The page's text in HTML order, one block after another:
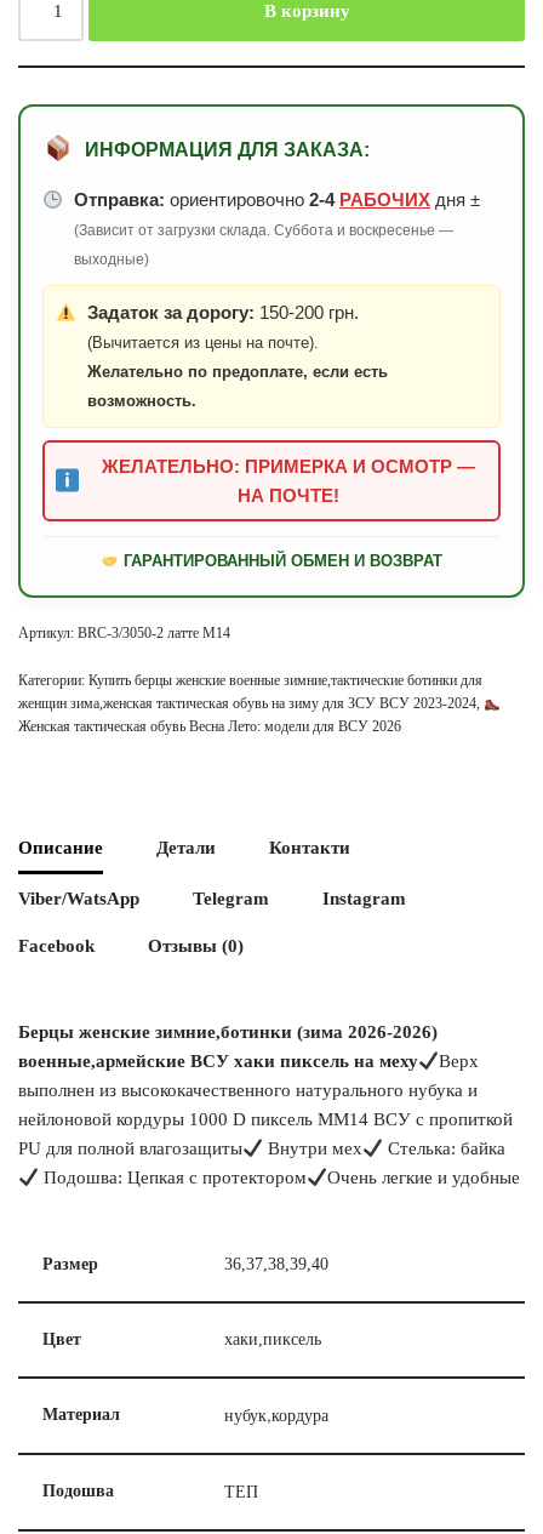
В корзину
ИНФОРМАЦИЯ ДЛЯ ЗАКАЗА:
Отправка: ориентировочно 2-4 РАБОЧИХдня ±
(Зависит от загрузки склада. Суббота и воскресенье —
выходные)
Задаток за дорогу: 150-200 грн.
(Вычитается из цены на почте).
Желательно по предоплате, если есть
возможность.
ЖЕЛАТЕЛЬНО: ПРИМЕРКА И ОСМОТР —
НА ПОЧТЕ!
ГАРАНТИРОВАННЫЙ ОБМЕН И ВОЗВРАТ
Артикул: BRC-3/3050-2 латте М14
Категории: Купить берцы женские военные зимние,тактические ботинки для
женщин зима,женская тактическая обувь на зиму для ЗСУ ВСУ 2023-2024,
Женская тактическая обувь Весна Лето: модели для ВСУ 2026
Описание Детали Контакти
Viber/WatsApp Telegram Instagram
Facebook Отзывы (0)
Берцы женские зимние,ботинки (зима 2026-2026)
военные,армейские ВСУ хаки пиксель на меху
Верх
выполнен из высококачественного натурального нубука и
нейлоновой кордуры 1000 D пиксель ММ14 ВСУ с пропиткой
PU для полной влагозащиты
Внутри мех
Стелька: байка
Подошва: Цепкая с протектором
Очень легкие и удобные
Размер 36,37,38,39,40
Цвет хаки,пиксель
Материал нубук,кордура
Подошва ТЕП